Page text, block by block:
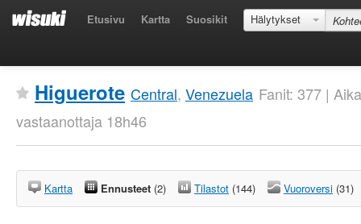
Etusivu Kartta Suosikit Hälytykset
Higuerote Central, Venezuela Fanit: 377 |
vastaanottaja 18h46
Kartta Ennusteet (2) Tilastot (144) Vuoroversi (31)